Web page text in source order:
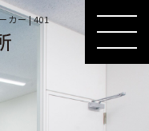
カー | 401